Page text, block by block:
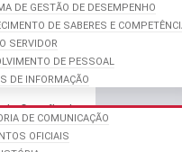
DE GESTÃO DE DESEMPENHO
DE SABERES E
SERVIDOR
DE PESSOAL
DE INFORMAÇÃO
DE COMUNICAÇÃO
OFICIAIS
Universitário
de Gestão de
Gestão de
de